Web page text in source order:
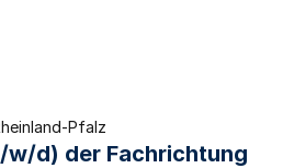
Pfalz
w/d) der Fachrichtung